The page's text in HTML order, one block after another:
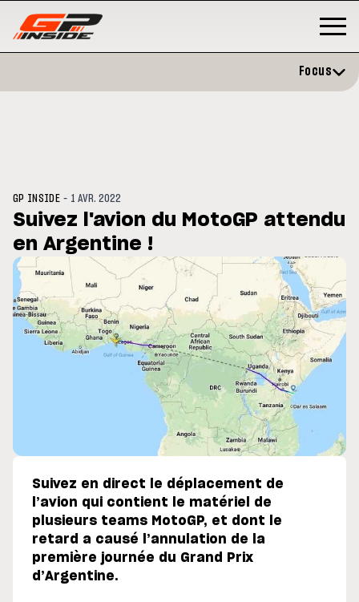
: Horaires et
du GP de Grande-
Zarco évite l'opération et vise
retour en septembre
Focus
GP INSIDE - 1 AVR. 2022
Suivez l'avion du MotoGP attendu
en Argentine !
Suivez en direct le déplacement de
l’avion qui contient le matériel de
plusieurs teams MotoGP, et dont le
retard a causé l’annulation de la
première journée du Grand Prix
d’Argentine.